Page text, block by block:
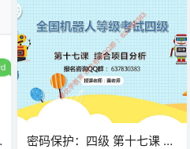
密码保护：四级 第十七课 综